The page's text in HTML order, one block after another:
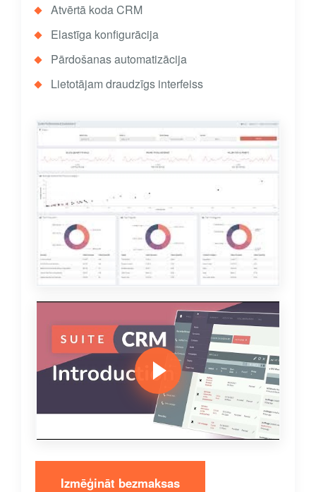
Atvērtā koda CRM
Elastīga konfigurācija
Pārdošanas automatizācija
Lietotājam draudzīgs interfeiss
Izmēģināt bezmaksas